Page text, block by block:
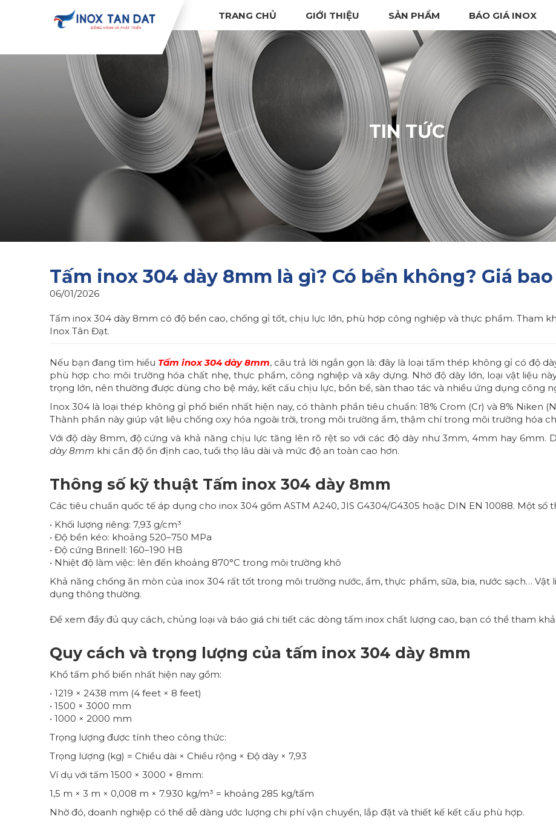
TRANG CHỦ GIỚI THIỆU SẢN PHẨM BÁO GIÁ INOX
TIN TỨC
Tấm inox 304 dày 8mm là gì? Có bền không? Giá
06/01/2026
Tấm inox 304 dày 8mm có độ bền cao, chống gỉ tốt, chịu lực lớn, phù hợp công nghiệp và thực phẩm. Tham
Inox Tân Đạt.
Nếu bạn đang tìm hiểu Tấm inox 304 dày 8mm, câu trả lời ngắn gọn là: đây là loại tấm thép không gỉ có độ
phù hợp cho môi trường hóa chất nhẹ, thực phẩm, công nghiệp và xây dựng. Nhờ độ dày lớn, loại vật liệu
trọng lớn, nên thường được dùng cho bệ máy, kết cấu chịu lực, bồn bể, sàn thao tác và nhiều ứng dụng công
Inox 304 là loại thép không gỉ phổ biến nhất hiện nay, có thành phần tiêu chuẩn: 18% Crom (Cr) và 8% Niken
Thành phần này giúp vật liệu chống oxy hóa ngoài trời, trong môi trường ẩm, thậm chí trong môi trường hóa
Với độ dày 8mm, độ cứng và khả năng chịu lực tăng lên rõ rệt so với các độ dày như 3mm, 4mm hay 6mm.
dày 8mm khi cần độ ổn định cao, tuổi thọ lâu dài và mức độ an toàn cao hơn.
Thông số kỹ thuật Tấm inox 304 dày 8mm
Các tiêu chuẩn quốc tế áp dụng cho inox 304 gồm ASTM A240, JIS G4304/G4305 hoặc DIN EN 10088. Một số
• Khối lượng riêng: 7,93 g/cm³
• Độ bền kéo: khoảng 520–750 MPa
• Độ cứng Brinell: 160–190 HB
• Nhiệt độ làm việc: lên đến khoảng 870°C trong môi trường khô
Khả năng chống ăn mòn của inox 304 rất tốt trong môi trường nước, ẩm, thực phẩm, sữa, bia, nước sạch…
dụng thông thường.
Để xem đầy đủ quy cách, chủng loại và báo giá chi tiết các dòng tấm inox chất lượng cao, bạn có thể tham
Quy cách và trọng lượng của tấm inox 304 dày 8mm
Khổ tấm phổ biến nhất hiện nay gồm:
• 1219 × 2438 mm (4 feet × 8 feet)
• 1500 × 3000 mm
• 1000 × 2000 mm
Trọng lượng được tính theo công thức:
Trọng lượng (kg) = Chiều dài × Chiều rộng × Độ dày × 7,93
Ví dụ với tấm 1500 × 3000 × 8mm:
1,5 m × 3 m × 0,008 m × 7.930 kg/m³ = khoảng 285 kg/tấm
Nhờ đó, doanh nghiệp có thể dễ dàng ước lượng chi phí vận chuyển, lắp đặt và thiết kế kết cấu phù hợp.